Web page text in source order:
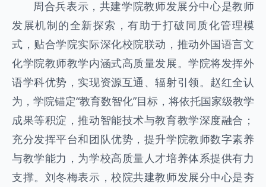
周合兵表示，共建学院教师发展分中心是教师
发展机制的全新探索，有助于打破同质化管理模
式，贴合学院实际深化校院联动，推动外国语言文
化学院教师教学内涵式高质量发展。学院将发挥外
语学科优势，实现资源互通、辐射引领。赵红全认
为，学院锚定“教育数智化”目标，将依托国家级教学
成果等积淀，推动智能技术与教育教学深度融合；
充分发挥平台和团队优势，提升学院教师数字素养
与教学能力，为学校高质量人才培养体系提供有力
支撑。刘冬梅表示，校院共建教师发展分中心是夯